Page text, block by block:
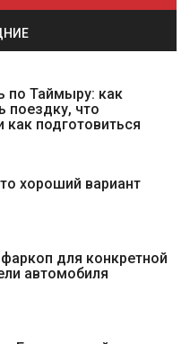
по Таймыру: как
поездку, что
как подготовиться
хороший вариант
для конкретной
автомобиля